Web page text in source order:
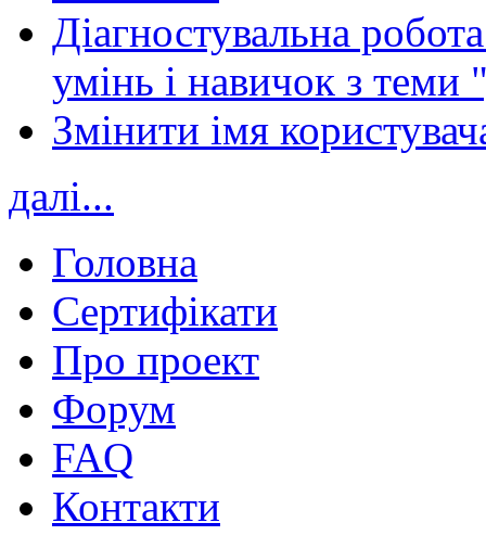
Діагностувальна
умінь і навичок з теми
Змінити імя
далі...
Головна
Сертифікати
Про проект
Форум
FAQ
Контакти